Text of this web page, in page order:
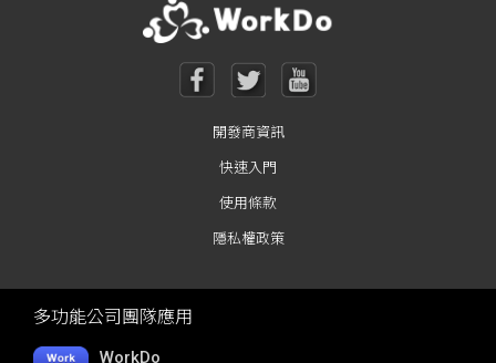
開發商資訊
快速入門
使用條款
隱私權政策
多功能公司團隊應用
WorkDo